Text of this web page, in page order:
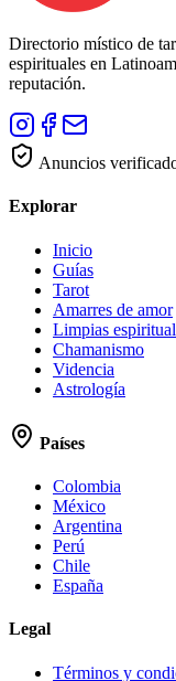
Directorio místico de
espirituales en
reputación.
Anuncios
Explorar
Inicio
Guías
Tarot
Amarres de amor
Limpias
Chamanismo
Videncia
Astrología
Países
Colombia
México
Argentina
Perú
Chile
España
Legal
Términos y